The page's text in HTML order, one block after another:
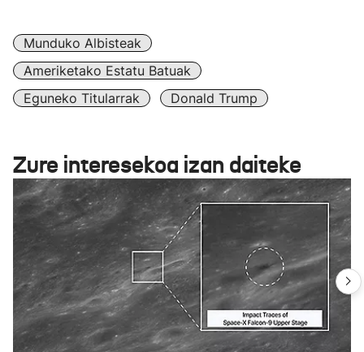
Munduko Albisteak
Ameriketako Estatu Batuak
Eguneko Titularrak
Donald Trump
Zure interesekoa izan daiteke